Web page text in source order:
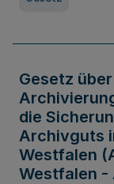
Gesetz
die
Archivguts
Westfalen
Westfalen -